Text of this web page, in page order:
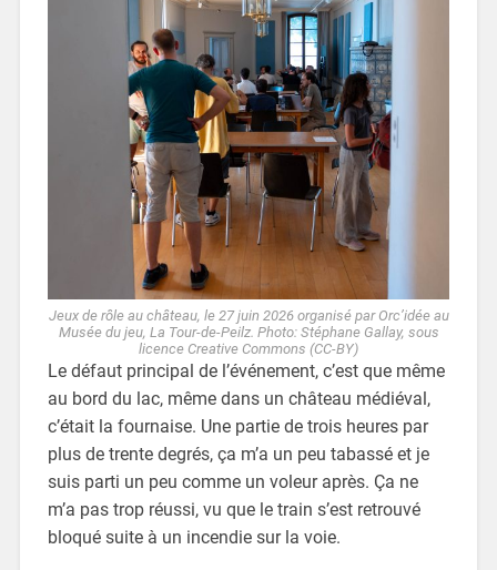
Jeux de rôle au château, le 27 juin 2026 organisé par Orc’idée au
Musée du jeu, La Tour-de-Peilz. Photo: Stéphane Gallay, sous
licence Creative Commons (CC-BY)
Le défaut principal de l’événement, c’est que même
au bord du lac, même dans un château médiéval,
c’était la fournaise. Une partie de trois heures par
plus de trente degrés, ça m’a un peu tabassé et je
suis parti un peu comme un voleur après. Ça ne
m’a pas trop réussi, vu que le train s’est retrouvé
bloqué suite à un incendie sur la voie.